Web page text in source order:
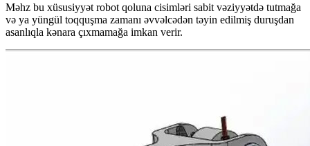
Məhz bu xüsusiyyət robot qoluna cisimləri sabit vəziyyətdə tutmağa
və ya yüngül toqquşma zamanı əvvəlcədən təyin edilmiş duruşdan
asanlıqla kənara çıxmamağa imkan verir.